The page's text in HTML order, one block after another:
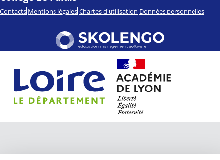
Contacts Mentions légales Chartes d'utilisation Données personnelles